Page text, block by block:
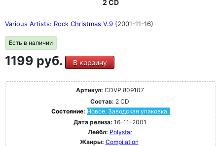
2 CD
Various Artists: Rock Christmas V.9 (2001-11-16)
Есть в наличии
1199 руб. В корзину
Артикул: CDVP 809107
Состав: 2 CD
Состояние: Новое. Заводская упаковка.
Дата релиза: 16-11-2001
Лейбл: Polystar
Жанры: Compilation